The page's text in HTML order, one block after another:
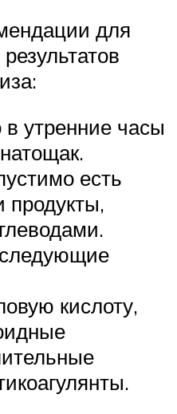
для
утренние часы
есть
кислоту,